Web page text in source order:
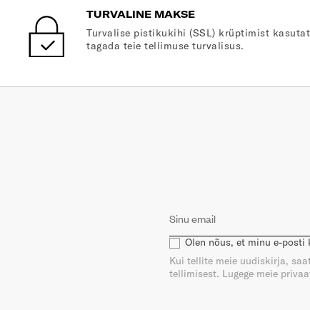
TURVALINE MAKSE
Turvalise pistikukihi (SSL) krüptimist
tagada teie tellimuse turvalisus.
Olen nõus, et minu e-
Kui tellite meie uudiskirja,
tellimisest. Lugege meie